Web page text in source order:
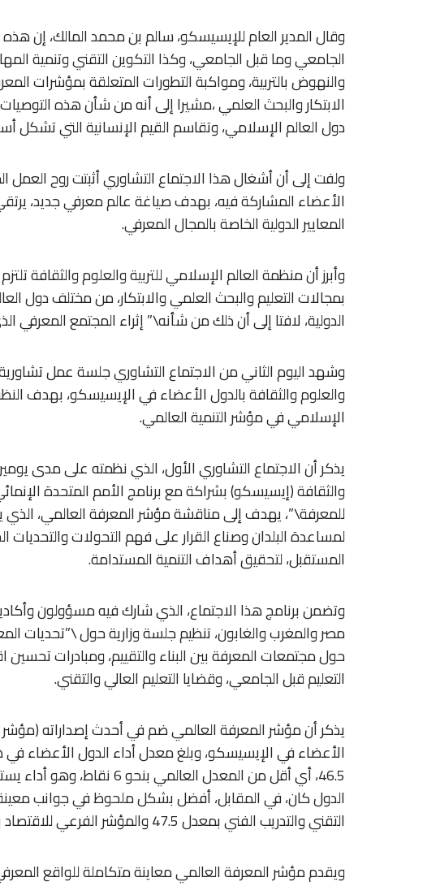
وقال المدير العام للإيسيسكو، سالم بن محمد المالك، إن
الجامعي وما قبل الجامعي، وكذا التكوين التقني وتنمية
والنهوض بالتربية، ومواكبة التطورات المتعلقة بمؤشرات
الابتكار والبحث العلمي ،مشيرا إلى أنه من شأن هذه
دول العالم الإسلامي، وتقاسم القيم الإنسانية التي تشكل
ولفت إلى أن أشغال هذا الاجتماع التشاوري أثبتت روح
الأعضاء المشاركة فيه، بهدف صياغة عالم معرفي جديد،
المعايير الدولية الخاصة بالمجال المعرفي.
وأبرز أن منظمة العالم الإسلامي للتربية والعلوم والثقافة
بمجالات التعليم والبحث العلمي والابتكار، من مختلف دول
الدولية، لافتا إلى أن ذلك من شأنه\” إثراء المجتمع المعرفي
وشهد اليوم الثاني من الاجتماع التشاوري جلسة عمل تشاورية
والعلوم والثقافة بالدول الأعضاء في الإيسيسكو، بهدف
الإسلامي في مؤشر التنمية العالمي.
يذكر أن الاجتماع التشاوري الأول، الذي نظمته على مدى
والثقافة (إيسيسكو) بشراكة مع برنامج الأمم المتحدة
للمعرفة\”، يهدف إلى مناقشة مؤشر المعرفة العالمي، الذي
لمساعدة البلدان وصناع القرار على فهم التحولات
المستقبل، لتحقيق أهداف التنمية المستدامة.
وتضمن برنامج هذا الاجتماع، الذي شارك فيه مسؤولون
مصر والمغرب والغابون، تنظيم جلسة وزارية حول \”تحديات
حول مجتمعات المعرفة بين البناء والتقييم، ومبادرات
التعليم قبل الجامعي، وقضايا التعليم العالي والتقني.
46.5، أي أقل من المعدل
الدول كان، في المقابل، أفضل بشكل ملحوظ في جوانب
التقني والتدريب الفني بمعدل 47.5 والمؤشر الفرعي للاقتصاد بمعدل 47.1.
ويقدم مؤشر المعرفة العالمي معاينة متكاملة للواقع